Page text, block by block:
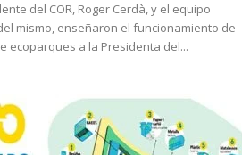
del COR, Roger Cerdà, y el equipo
mismo, enseñaron el funcionamiento de
ecoparques a la Presidenta del...